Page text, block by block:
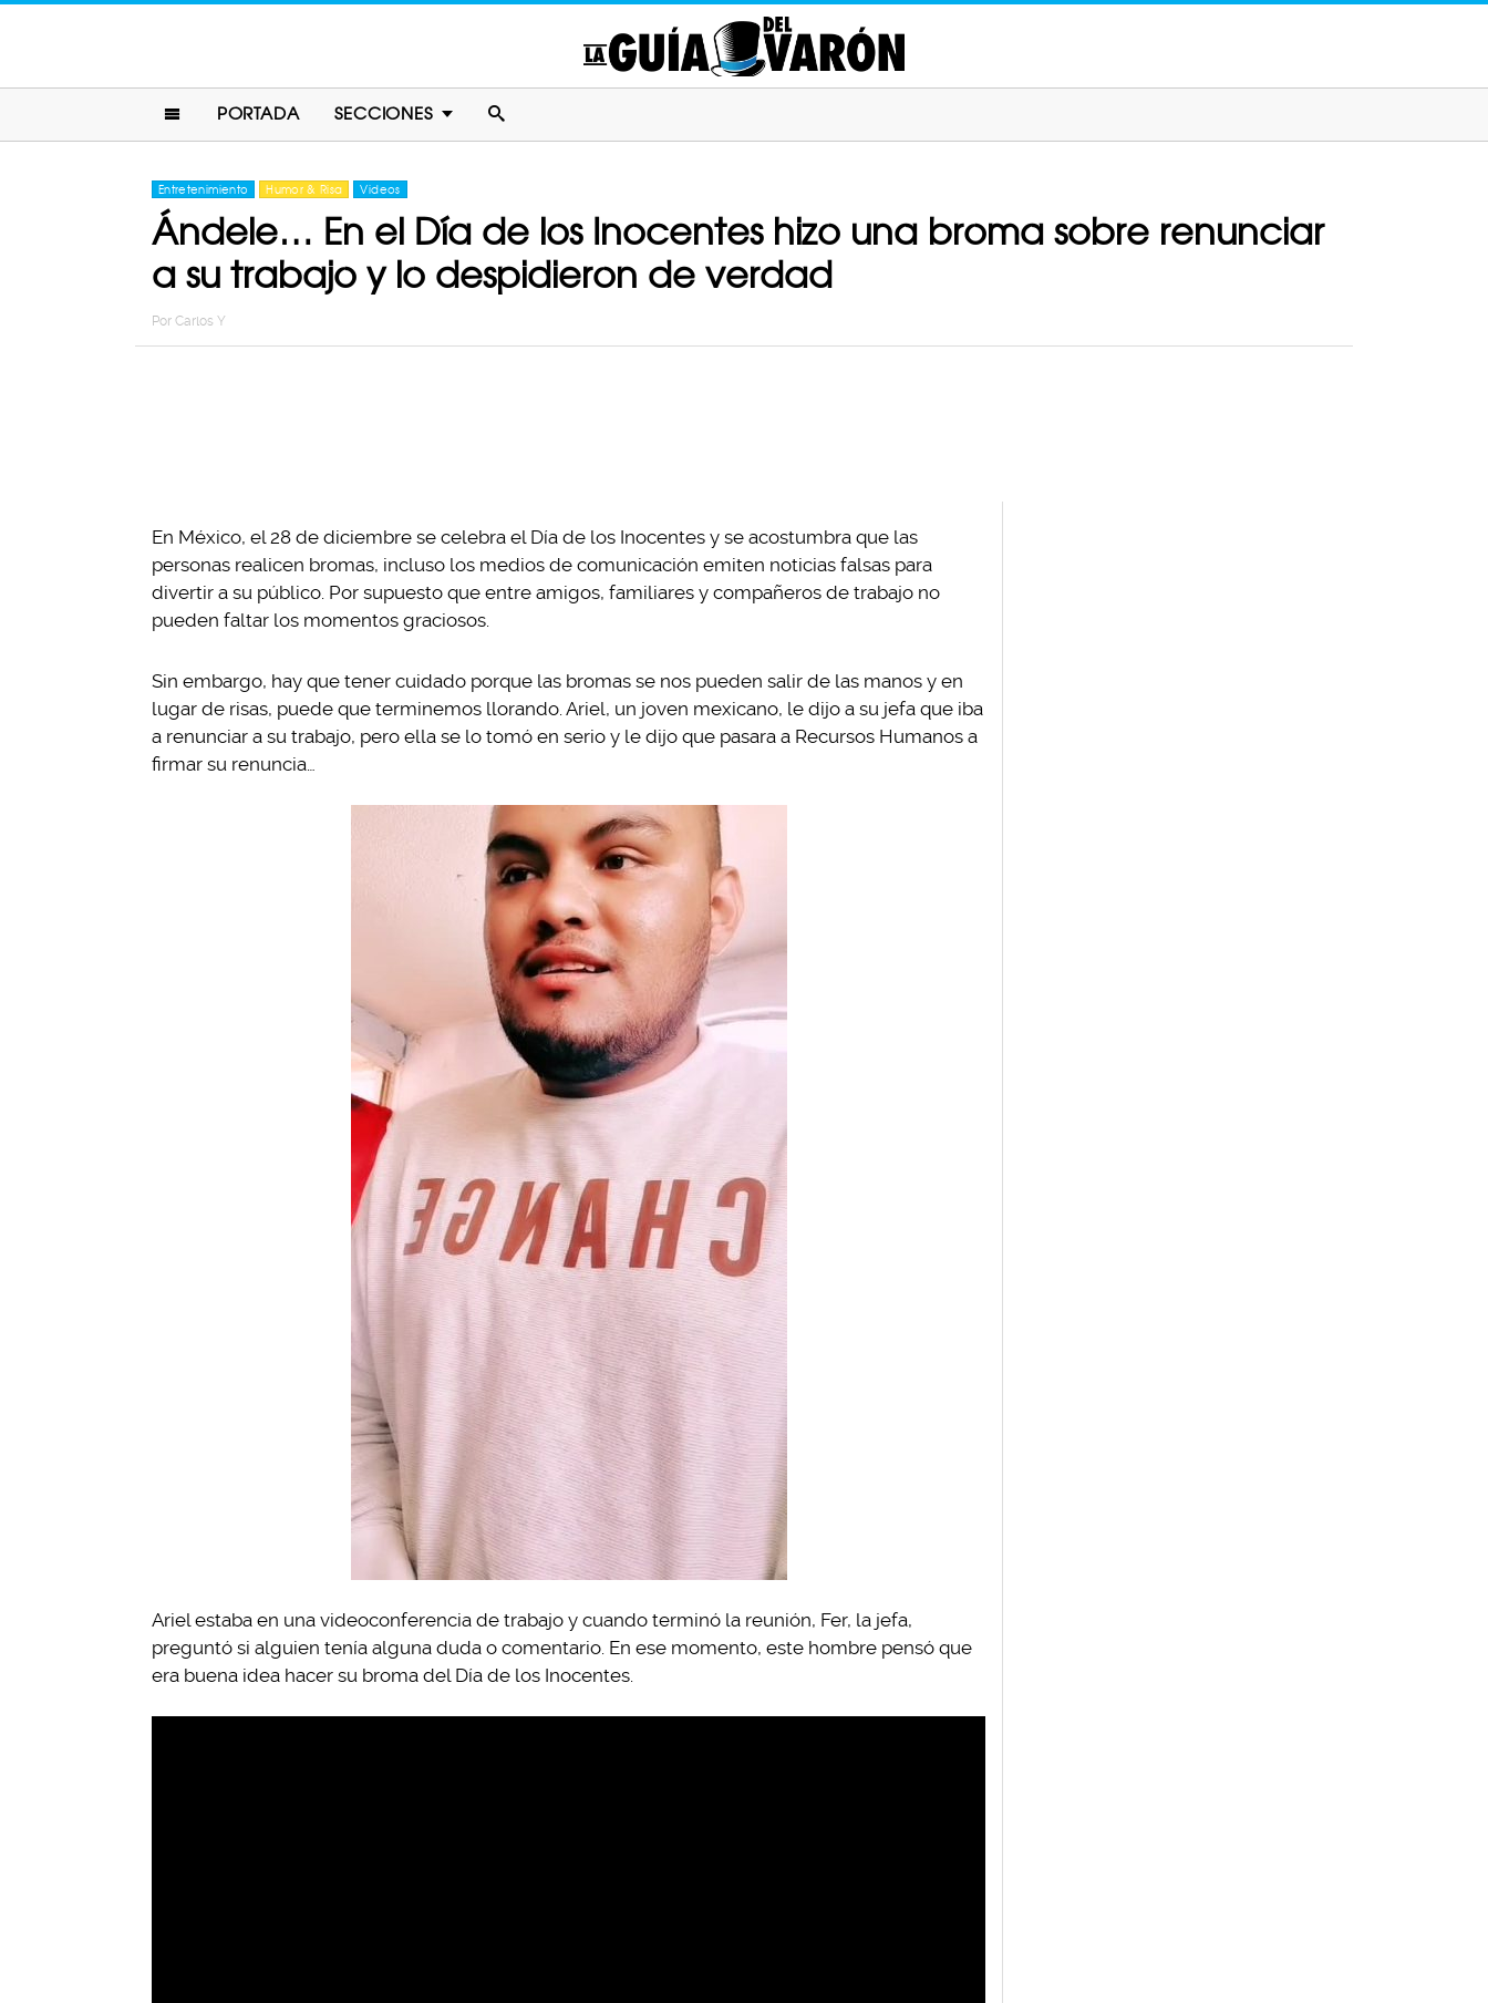
PORTADA SECCIONES
Entretenimiento Humor & Risa Videos
Ándele… En el Día de los Inocentes hizo una broma sobre renunciar
a su trabajo y lo despidieron de verdad
Por Carlos Y
En México, el 28 de diciembre se celebra el Día de los Inocentes y se acostumbra que las
personas realicen bromas, incluso los medios de comunicación emiten noticias falsas para
divertir a su público. Por supuesto que entre amigos, familiares y compañeros de trabajo no
pueden faltar los momentos graciosos.
Sin embargo, hay que tener cuidado porque las bromas se nos pueden salir de las manos y en
lugar de risas, puede que terminemos llorando. Ariel, un joven mexicano, le dijo a su jefa que iba
a renunciar a su trabajo, pero ella se lo tomó en serio y le dijo que pasara a Recursos Humanos a
firmar su renuncia…
Ariel estaba en una videoconferencia de trabajo y cuando terminó la reunión, Fer, la jefa,
preguntó si alguien tenía alguna duda o comentario. En ese momento, este hombre pensó que
era buena idea hacer su broma del Día de los Inocentes.